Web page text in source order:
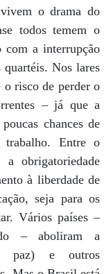
o drama do
todos temem o
com a interrupção
Nos lares
o risco de perder o
– já que a
chances de
Entre o
obrigatoriedade
à liberdade de
seja para os
Vários países –
– aboliram a
paz) e outros